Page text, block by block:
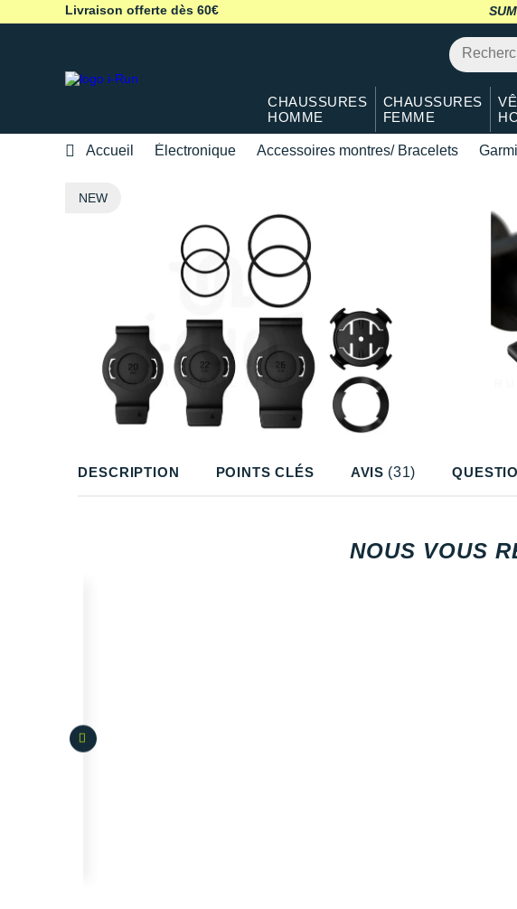
Livraison offerte dès 60€
CHAUSSURES
HOMME
CHAUSSURES
FEMME
Accueil Électronique Accessoires montres/ Bracelets
NEW
DESCRIPTION POINTS CLÉS AVIS (31)
NOUS VOUS